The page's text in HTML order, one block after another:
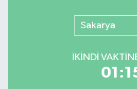
Sakarya
İKINDI
Trafik Durumu
Süper Lig Puan